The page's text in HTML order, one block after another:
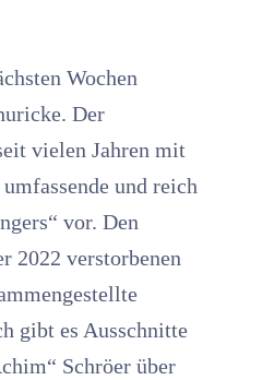
Wochen
Der
vielen Jahren mit
und reich
vor. Den
2022 verstorbenen
gibt es Ausschnitte
Schröer über